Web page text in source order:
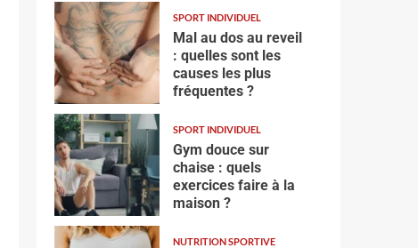
SPORT INDIVIDUEL
Mal au dos au reveil
: quelles sont les
causes les plus
fréquentes ?
SPORT INDIVIDUEL
Gym douce sur
chaise : quels
exercices faire à la
maison ?
NUTRITION SPORTIVE